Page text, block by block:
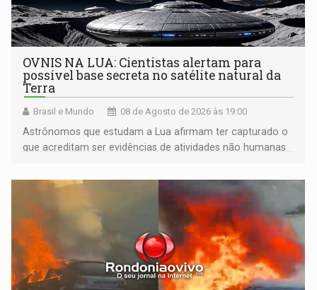
OVNIS NA LUA: Cientistas alertam para
possível base secreta no satélite natural da
Terra
Brasil e Mundo 08 de Agosto de 2026 às 19:00
Astrônomos que estudam a Lua afirmam ter capturado o
que acreditam ser evidências de atividades não humanas
órbita